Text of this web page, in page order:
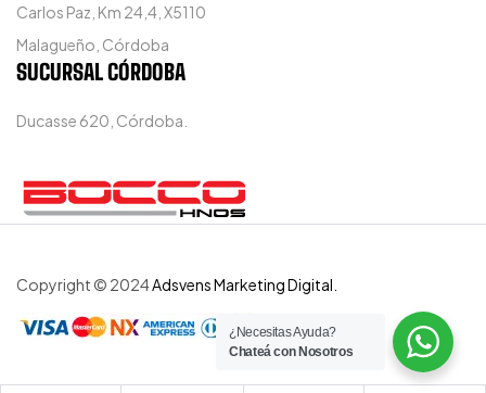
Carlos Paz, Km 24,4, X5110
Malagueño, Córdoba
SUCURSAL CÓRDOBA
Ducasse 620, Córdoba.
Copyright © 2024Adsvens Marketing Digital.
¿Necesitas Ayuda?
Chateá con Nosotros